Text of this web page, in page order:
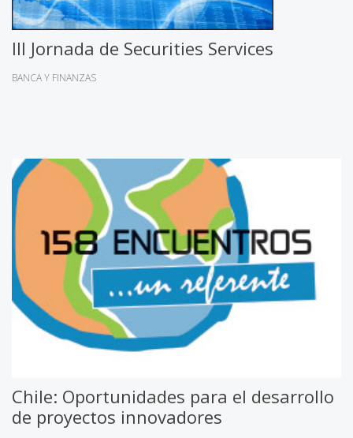
III Jornada de Securities Services
BANCA Y FINANZAS
Chile: Oportunidades para el desarrollo
de proyectos innovadores